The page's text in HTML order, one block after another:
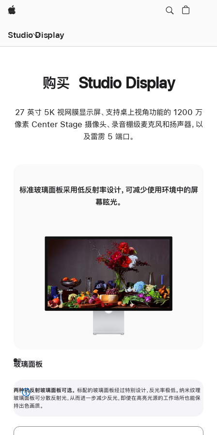
Apple
Studio Display
购买 Studio Display
27 英寸 5K 视网膜显示屏、支持桌上视角功能的 1200 万
像素 Center Stage 摄像头、录音棚级麦克风和扬声器，以
及雷雳 5 端口。
标准玻璃面板采用低反射率设计，可减少使用环境中的屏
幕眩光。
玻璃面板
两种抗反射玻璃面板可选。 标配的玻璃面板经过特别设计，反光率极低。纳米纹理
玻璃面板可分散反射光，从而进一步减少反光，即使在高亮光源的工作场所也能保
持出色画质。
展
开